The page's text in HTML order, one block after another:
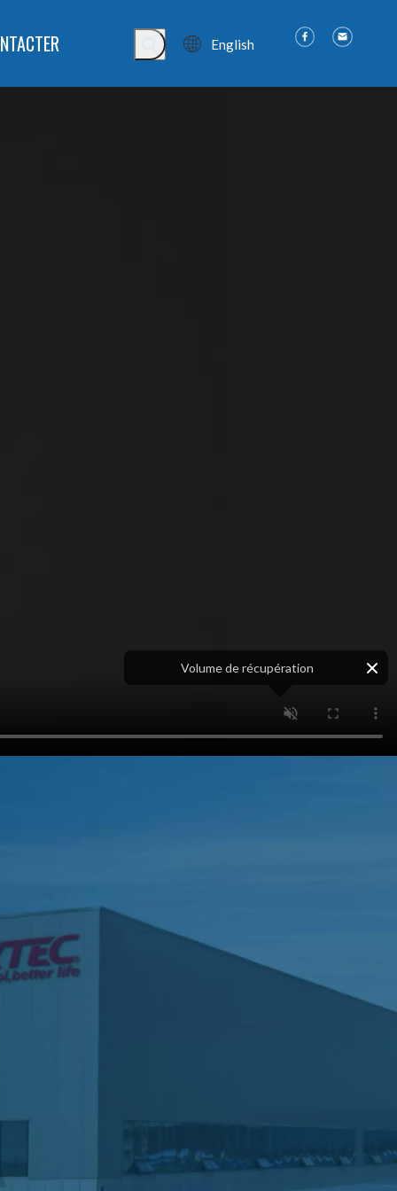
English